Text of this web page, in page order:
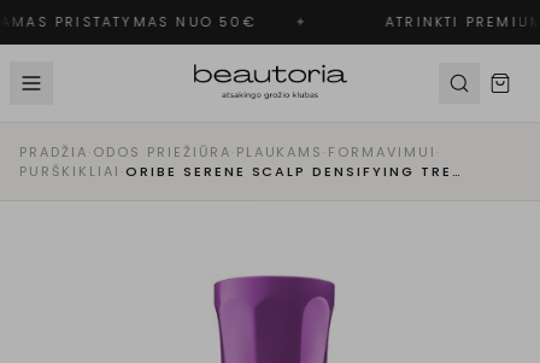
PRISTATYMAS NUO 50€ ✦ ATRINKTI
PRADŽIA·ODOS PRIEŽIŪRA·PLAUKAMS ·FORMAVIMUI ·
PURŠKIKLIAI · ORIBE SERENE SCALP DENSIFYING TREATMENT SPRAY PURŠKIAMA PRIEMONĖ PLAUKŲ TANKUMUI GERINTI